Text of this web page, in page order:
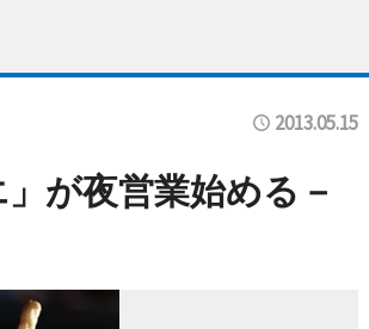
2013.05.15
が夜営業始める－